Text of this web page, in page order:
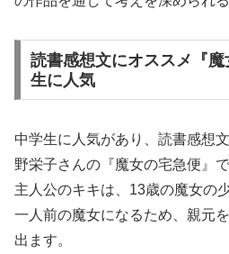
読書感想文にオススメ『
生に人気
中学生に人気があり、読書感想
野栄子さんの『魔女の宅急便』で
主人公のキキは、13歳の魔女の少
一人前の魔女になるため、親元
出ます。